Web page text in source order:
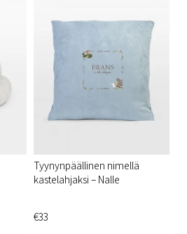
Tyynynpäällinen nimellä
kastelahjaksi – Nalle
€33